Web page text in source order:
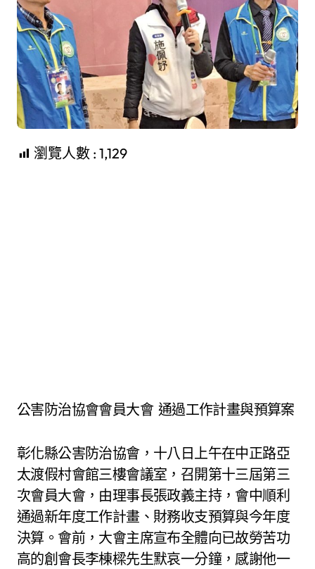
瀏覽人數 : 1,129
公害防治協會會員大會 通過工作計畫與預算案
彰化縣公害防治協會，十八日上午在中正路亞
太渡假村會館三樓會議室，召開第十三屆第三
次會員大會，由理事長張政義主持，會中順利
通過新年度工作計畫、財務收支預算與今年度
決算。會前，大會主席宣布全體向已故勞苦功
高的創會長李棟樑先生默哀一分鐘，感謝他一